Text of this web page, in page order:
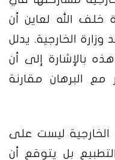
خلف الله لعاين أن
وزارة الخارجية. يدلل
بالإشارة إلى أن
البرهان مقارنة
الخارجية ليست على
بل يتوقع أن